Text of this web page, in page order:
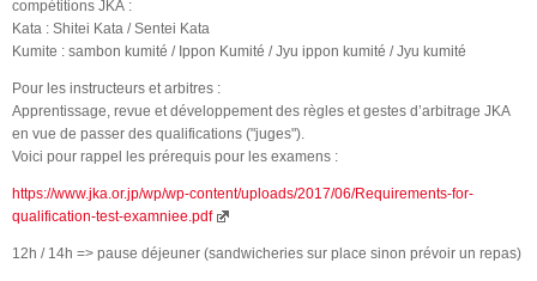
compétitions JKA :
Kata : Shitei Kata / Sentei Kata
Kumite : sambon kumité / Ippon Kumité / Jyu ippon kumité / Jyu kumité
Pour les instructeurs et arbitres :
Apprentissage, revue et développement des règles et gestes d’arbitrage JKA
en vue de passer des qualifications ("juges").
Voici pour rappel les prérequis pour les examens :
https://www.jka.or.jp/wp/wp-content/uploads/2017/06/Requirements-for-
qualification-test-examniee.pdf
12h / 14h => pause déjeuner (sandwicheries sur place sinon prévoir un repas)